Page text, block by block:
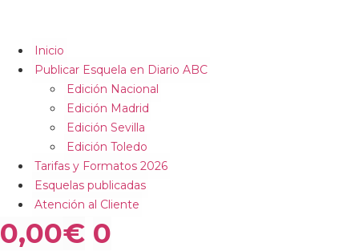
Inicio
Publicar Esquela en Diario ABC
Edición Nacional
Edición Madrid
Edición Sevilla
Edición Toledo
Tarifas y Formatos 2026
Esquelas publicadas
Atención al Cliente
0,00€ 0